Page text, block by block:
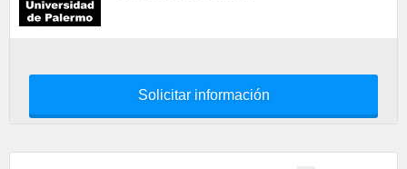
Solicitar información